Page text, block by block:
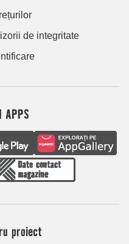
de integritate
APPS
proiect